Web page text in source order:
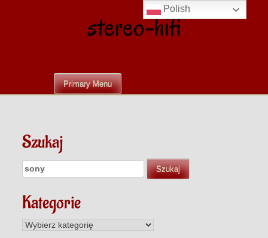
stereo-hifi
Primary Menu
Szukaj
Szukaj:
Kategorie
Kategorie
Polish